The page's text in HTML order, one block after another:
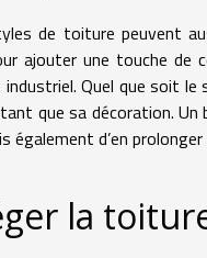
de toiture peuvent
ajouter une touche de
Quel que soit
que sa décoration.
également d’en prolonger
la